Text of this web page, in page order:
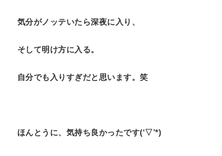
気分がノッテいたら深夜に入り、
そして明け方に入る。
自分でも入りすぎだと思います。笑
ほんとうに、気持ち良かったです(‘▽’*)